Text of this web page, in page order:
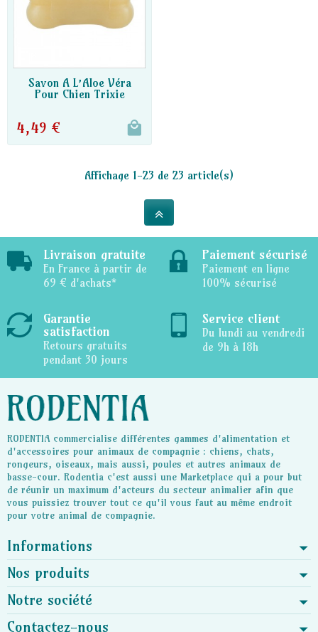
DISPO PARTENAIRE
Savon A L’Aloe Véra
Pour Chien Trixie
4,49 €
Affichage 1-23 de 23 article(s)
Livraison gratuite
En France à partir de
69 € d'achats*
Paiement sécurisé
Paiement en ligne
100% sécurisé
Garantie
satisfaction
Retours gratuits
pendant 30 jours
Service client
Du lundi au vendredi
de 9h à 18h
RODENTIA commercialise différentes gammes d'alimentation et
d'accessoires pour animaux de compagnie : chiens, chats,
rongeurs, oiseaux, mais aussi, poules et autres animaux de
basse-cour. Rodentia c'est aussi une Marketplace qui a pour but
de réunir un maximum d'acteurs du secteur animalier afin que
vous puissiez trouver tout ce qu'il vous faut au même endroit
pour votre animal de compagnie.
Informations
Nos produits
Notre société
Contactez-nous